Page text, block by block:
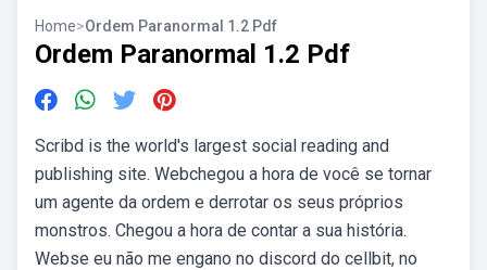
Home>Ordem Paranormal 1.2 Pdf
Ordem Paranormal 1.2 Pdf
Scribd is the world's largest social reading and
publishing site. Webchegou a hora de você se tornar
um agente da ordem e derrotar os seus próprios
monstros. Chegou a hora de contar a sua história.
Webse eu não me engano no discord do cellbit, no